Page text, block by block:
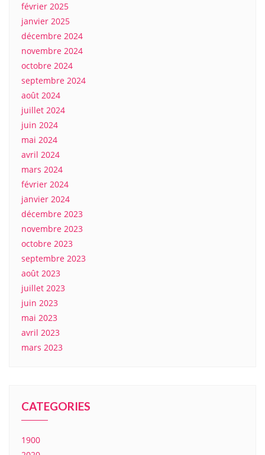
février 2025
janvier 2025
décembre 2024
novembre 2024
octobre 2024
septembre 2024
août 2024
juillet 2024
juin 2024
mai 2024
avril 2024
mars 2024
février 2024
janvier 2024
décembre 2023
novembre 2023
octobre 2023
septembre 2023
août 2023
juillet 2023
juin 2023
mai 2023
avril 2023
mars 2023
CATEGORIES
1900